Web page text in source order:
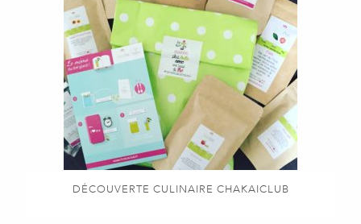
DÉCOUVERTE CULINAIRE CHAKAICLUB